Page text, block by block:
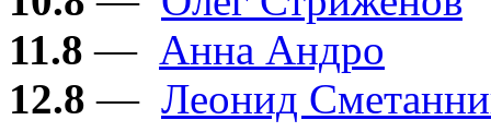
11.8 — Анна Андро
12.8 — Леонид